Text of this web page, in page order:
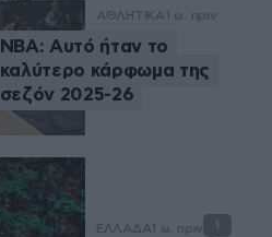
ΑΘΛΗΤΙΚΑ 1 ω. πριν
NBA: Αυτό ήταν το
καλύτερο κάρφωμα της
σεζόν 2025-26
ΕΛΛΑΔΑ 1 ω. πριν 1